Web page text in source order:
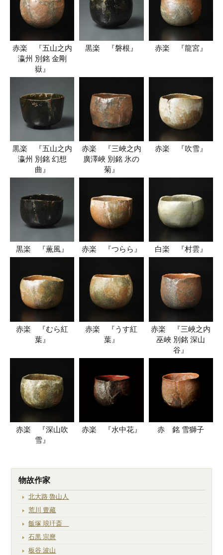
赤楽 『五山之内
瀛州 別銘 金剛
嶽』
黒楽 『磐根』 赤楽 『龍宮』
黒楽 『五山之内
瀛州 別銘 幻想
曲』
赤楽 『三峽之内
廣澤峽 別銘 氷の
菊』
赤楽 『吹雪』
黒楽 『薫風』 赤楽 『つらら』 白楽 『村雲』
赤楽 『むら紅
葉』
赤楽 『うす紅
葉』
赤楽 『三峽之内
巫峽 別銘 深山
谷』
赤楽 『深山吹
雪』
赤楽 『水中花』 赤 銘 雪獅子
物故作家
北大路 魯山人
荒川 豊藏
飯塚 琅玕斎
石黒 宗麿
板谷 波山